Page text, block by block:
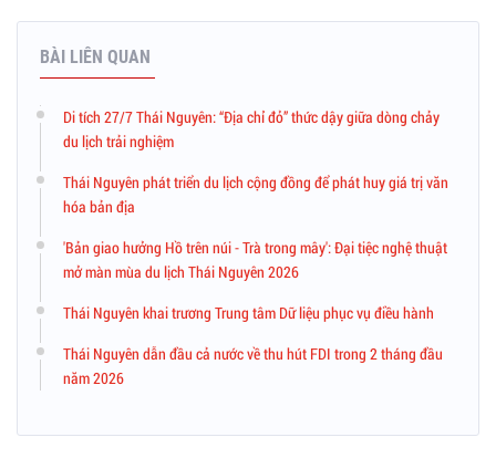
BÀI LIÊN QUAN
Di tích 27/7 Thái Nguyên: “Địa chỉ đỏ” thức dậy giữa dòng chảy
du lịch trải nghiệm
Thái Nguyên phát triển du lịch cộng đồng để phát huy giá trị văn
hóa bản địa
'Bản giao hưởng Hồ trên núi - Trà trong mây': Đại tiệc nghệ thuật
mở màn mùa du lịch Thái Nguyên 2026
Thái Nguyên khai trương Trung tâm Dữ liệu phục vụ điều hành
Thái Nguyên dẫn đầu cả nước về thu hút FDI trong 2 tháng đầu
năm 2026